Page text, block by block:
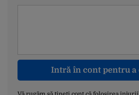
Intră în cont pentru a